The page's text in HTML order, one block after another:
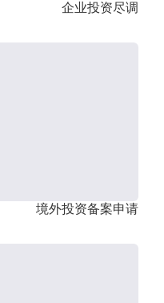
企业投资尽调
境外投资备案申请